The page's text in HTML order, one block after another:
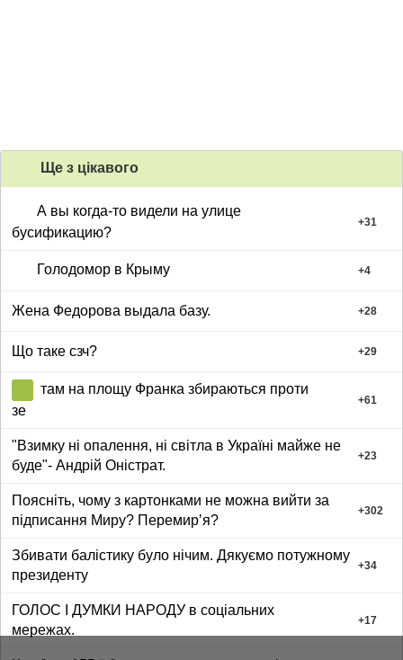
Ще з цiкавого
А вы когда-то видели на улице
бусификацию?
+31
Голодомор в Крыму +4
Жена Федорова выдала базу. +28
Що таке сзч? +29
там на площу Франка збираються проти
зе
+61
"Взимку ні опалення, ні світла в Україні майже не
буде"- Андрій Оністрат.
+23
Поясніть, чому з картонками не можна вийти за
підписання Миру? Перемирʼя?
+302
Збивати балістику було нічим. Дякуємо потужному
президенту
+34
ГОЛОС І ДУМКИ НАРОДУ в соціальних
мережах.
+17